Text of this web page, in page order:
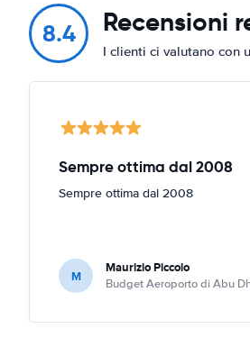
8.4 Recensioni
I clienti ci valutano con
Sempre ottima dal 2008
Sempre ottima dal 2008
M Maurizio Piccolo
Budget Aeroporto di Abu